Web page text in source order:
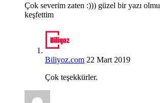
Çok severim zaten :))) güzel bir yazı
keşfettim
Biliyoz.com 22 Mart 2019
Çok teşekkürler.